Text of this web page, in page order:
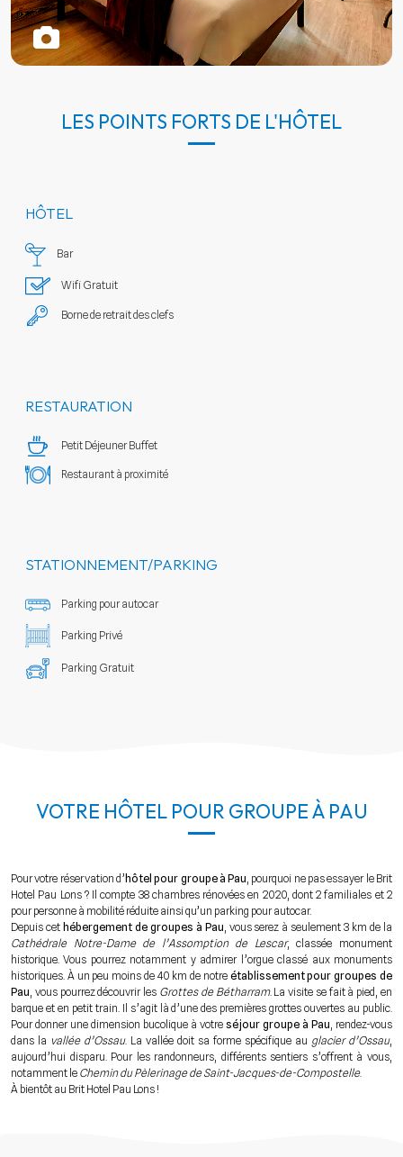
LES POINTS FORTS DE L'HÔTEL
HÔTEL
Bar
Wifi Gratuit
Borne de retrait des clefs
RESTAURATION
Petit Déjeuner Buffet
Restaurant à proximité
STATIONNEMENT/PARKING
Parking pour autocar
Parking Privé
Parking Gratuit
VOTRE HÔTEL POUR GROUPE À PAU
Pour votre réservation d’ hôtel pour groupe à Pau , pourquoi ne pas essayer le Brit
Hotel Pau Lons ? Il compte 38 chambres rénovées en 2020, dont 2 familiales et 2
pour personne à mobilité réduite ainsi qu’un parking pour autocar.
Depuis cet hébergement de groupes à Pau , vous serez à seulement 3 km de la
Cathédrale Notre-Dame de l’Assomption de Lescar, classée monument
historique. Vous pourrez notamment y admirer l’orgue classé aux monuments
historiques. À un peu moins de 40 km de notre établissement pour groupes de
Pau , vous pourrez découvrir les Grottes de Bétharram. La visite se fait à pied, en
barque et en petit train. Il s’agit là d’une des premières grottes ouvertes au public.
Pour donner une dimension bucolique à votre séjour groupe à Pau , rendez-vous
dans la vallée d’Ossau. La vallée doit sa forme spécifique au glacier d’Ossau,
aujourd’hui disparu. Pour les randonneurs, différents sentiers s’offrent à vous,
notamment le Chemin du Pèlerinage de Saint-Jacques-de-Compostelle.
À bientôt au Brit Hotel Pau Lons !